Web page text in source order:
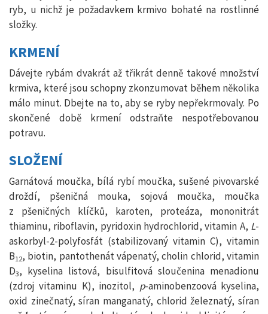
ryb, u nichž je požadavkem krmivo bohaté na rostlinné
složky.
KRMENÍ
Dávejte rybám dvakrát až třikrát denně takové množství
krmiva, které jsou schopny zkonzumovat během několika
málo minut. Dbejte na to, aby se ryby nepřekrmovaly. Po
skončené době krmení odstraňte nespotřebovanou
potravu.
SLOŽENÍ
Garnátová moučka, bílá rybí moučka, sušené pivovarské
droždí, pšeničná mouka, sojová moučka, moučka
z pšeničných klíčků, karoten, proteáza, mononitrát
thiaminu, riboflavin, pyridoxin hydrochlorid, vitamin A, L-
askorbyl-2-polyfosfát (stabilizovaný vitamin C), vitamin
B12, biotin, pantothenát vápenatý, cholin chlorid, vitamin
D3, kyselina listová, bisulfitová sloučenina menadionu
(zdroj vitaminu K), inozitol, p-aminobenzoová kyselina,
oxid zinečnatý, síran manganatý, chlorid železnatý, síran